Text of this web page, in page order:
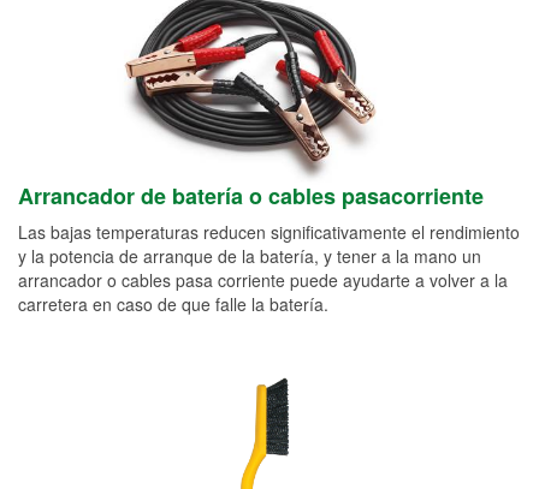
Arrancador de batería o cables pasacorriente
Las bajas temperaturas reducen significativamente el rendimiento
y la potencia de arranque de la batería, y tener a la mano un
arrancador o cables pasa corriente puede ayudarte a volver a la
carretera en caso de que falle la batería.